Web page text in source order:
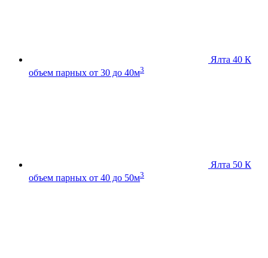
Ялта 40 К
объем парных от 30 до 40м3
Ялта 50 К
объем парных от 40 до 50м3